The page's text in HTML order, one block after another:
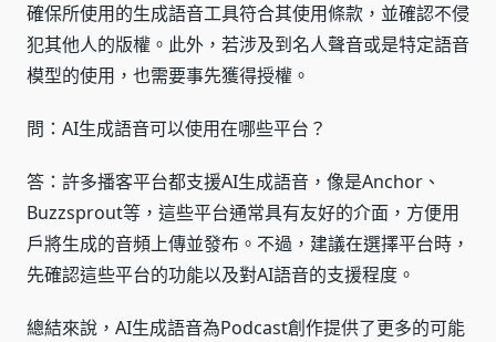
確保所使用的生成語音工具符合其使用條款，並確認不侵
犯其他人的版權。此外，若涉及到名人聲音或是特定語音
模型的使用，也需要事先獲得授權。
問：AI生成語音可以使用在哪些平台？
答：許多播客平台都支援AI生成語音，像是Anchor、
Buzzsprout等，這些平台通常具有友好的介面，方便用
戶將生成的音頻上傳並發布。不過，建議在選擇平台時，
先確認這些平台的功能以及對AI語音的支援程度。
總結來說，AI生成語音為Podcast創作提供了更多的可能